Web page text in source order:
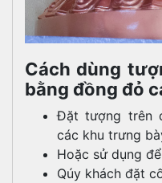
Cách dùng
bằng đồng đỏ
Đặt tượng trên
các khu trưng
Hoặc sử dụng
Qúy khách đặt